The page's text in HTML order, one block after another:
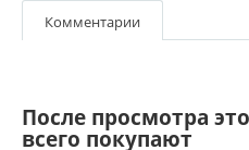
Комментарии
После просмотра
всего покупают